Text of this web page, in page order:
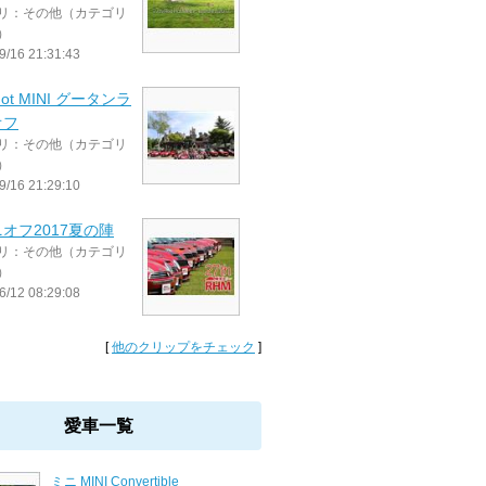
：その他（カテゴリ
16 21:31:43
MINI グータンラ
：その他（カテゴリ
16 21:29:10
フ2017夏の陣
：その他（カテゴリ
12 08:29:08
[他のクリップをチェック ]
愛車一覧
ミニ MINI Convertible